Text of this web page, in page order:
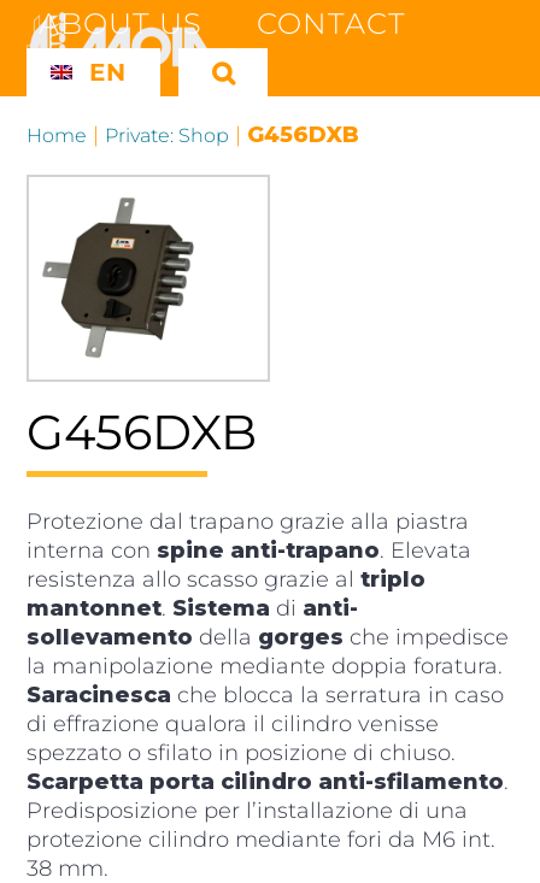
SkipABOUT US CONTACT
EN
Home | Private: Shop | G456DXB
G456DXB
Protezione dal trapano grazie alla piastra
interna con spine anti-trapano. Elevata
resistenza allo scasso grazie altriplo
mantonnet. Sistema di anti-
sollevamento della gorges che impedisce
la manipolazione mediante doppia foratura.
Saracinesca che blocca la serratura in caso
di effrazione qualora il cilindro venisse
spezzato o sfilato in posizione di chiuso.
Scarpetta porta cilindro anti-sfilamento.
Predisposizione per l’installazione di una
protezione cilindro mediante fori da M6 int.
38 mm.